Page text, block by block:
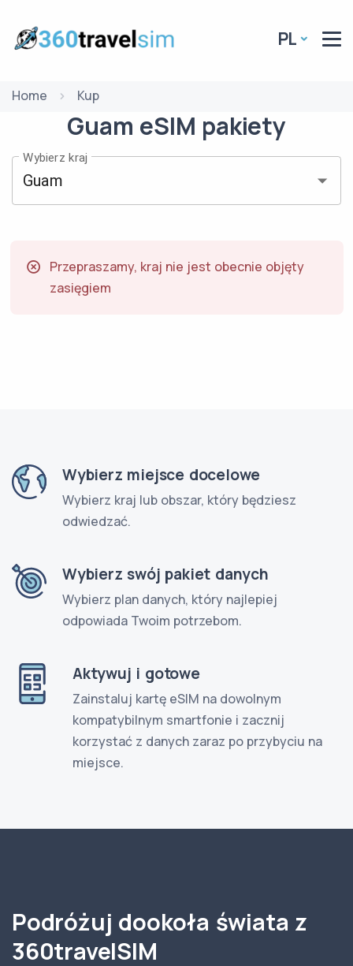
PL
Home Kup
Guam eSIM pakiety
Wybierz kraj
Przepraszamy, kraj nie jest obecnie objęty
zasięgiem
Wybierz miejsce docelowe
Wybierz kraj lub obszar, który będziesz
odwiedzać.
Wybierz swój pakiet danych
Wybierz plan danych, który najlepiej
odpowiada Twoim potrzebom.
Aktywuj i gotowe
Zainstaluj kartę eSIM na dowolnym
kompatybilnym smartfonie i zacznij
korzystać z danych zaraz po przybyciu na
miejsce.
Podróżuj dookoła świata z
360travelSIM